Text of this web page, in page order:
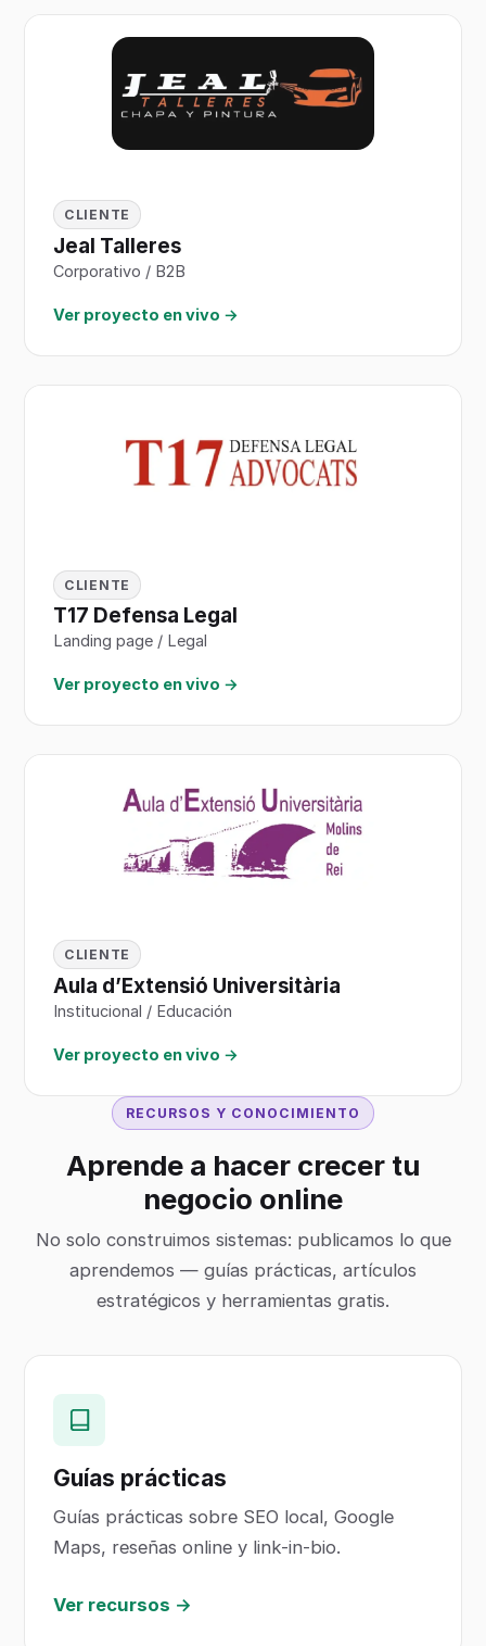
CLIENTE
Jeal Talleres
Corporativo / B2B
Ver proyecto en vivo →
CLIENTE
T17 Defensa Legal
Landing page / Legal
Ver proyecto en vivo →
CLIENTE
Aula d’Extensió Universitària
Institucional / Educación
Ver proyecto en vivo →
RECURSOS Y CONOCIMIENTO
Aprende a hacer crecer tu
negocio online
No solo construimos sistemas: publicamos lo que
aprendemos — guías prácticas, artículos
estratégicos y herramientas gratis.
Guías prácticas
Guías prácticas sobre SEO local, Google
Maps, reseñas online y link-in-bio.
Ver recursos →